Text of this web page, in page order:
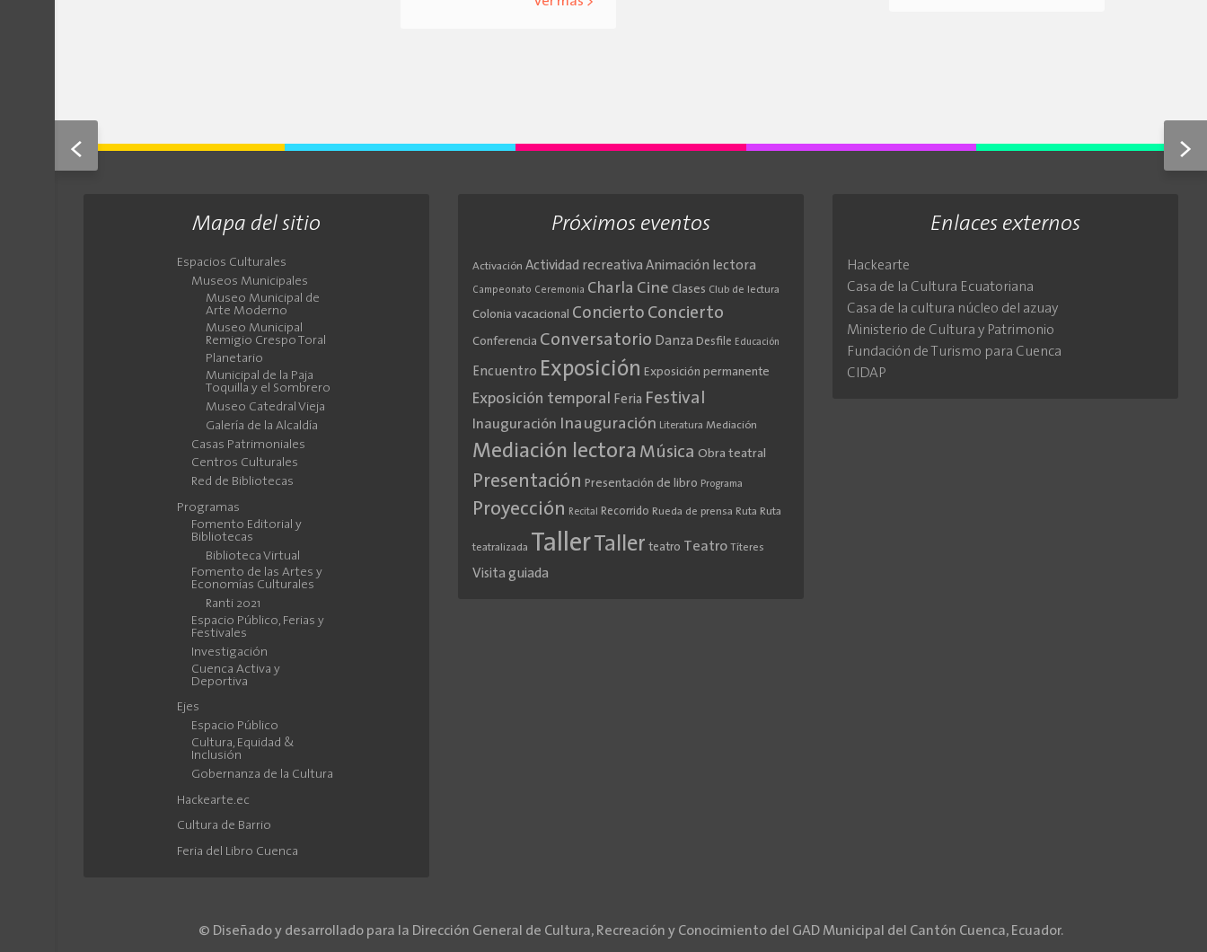
< >
Mapa del sitio
Espacios Culturales
Museos Municipales
Museo Municipal de
Arte Moderno
Museo Municipal
Remigio Crespo Toral
Planetario
Municipal de la Paja
Toquilla y el Sombrero
Museo Catedral Vieja
Galería de la Alcaldía
Casas Patrimoniales
Centros Culturales
Red de Bibliotecas
Programas
Fomento Editorial y
Bibliotecas
Biblioteca Virtual
Fomento de las Artes y
Economías Culturales
Ranti 2021
Espacio Público, Ferias y
Festivales
Investigación
Cuenca Activa y
Deportiva
Ejes
Espacio Público
Cultura, Equidad &
Inclusión
Gobernanza de la Cultura
Hackearte.ec
Cultura de Barrio
Feria del Libro Cuenca
Próximos eventos
Activación Actividad recreativa Animación lectora
Campeonato Ceremonia Charla Cine Clases Club de lectura
Colonia vacacional Concierto Concierto
Conferencia Conversatorio Danza Desfile Educación
Encuentro Exposición Exposición permanente
Exposición temporal Feria Festival
Inauguración Inauguración Literatura Mediación
Mediación lectora Música Obra teatral
Presentación Presentación de libro Programa
Proyección Recital Recorrido Rueda de prensa Ruta Ruta
teatralizada Taller Taller teatro Teatro Títeres
Visita guiada
Enlaces externos
Hackearte
Casa de la Cultura Ecuatoriana
Casa de la cultura núcleo del azuay
Ministerio de Cultura y Patrimonio
Fundación de Turismo para Cuenca
CIDAP
© Diseñado y desarrollado para la Dirección General de Cultura, Recreación y Conocimiento del GAD Municipal del Cantón Cuenca, Ecuador.